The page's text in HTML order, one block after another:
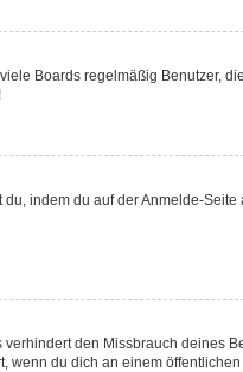
Boards regelmäßig Benutzer,
indem du auf der Anmelde-Seite
den Missbrauch deines
wenn du dich an einem